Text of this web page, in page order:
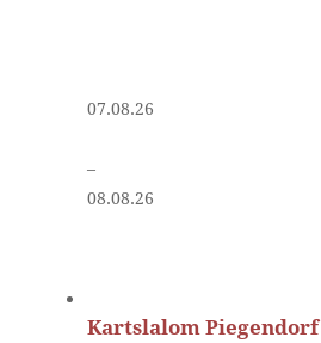
07.08.26
–
08.08.26
Kartslalom Piegendorf